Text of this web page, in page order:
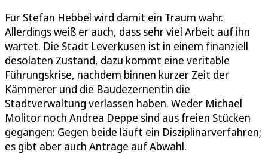
Für Stefan Hebbel wird damit ein Traum wahr.
Allerdings weiß er auch, dass sehr viel Arbeit auf ihn
wartet. Die Stadt Leverkusen ist in einem finanziell
desolaten Zustand, dazu kommt eine veritable
Führungskrise, nachdem binnen kurzer Zeit der
Kämmerer und die Baudezernentin die
Stadtverwaltung verlassen haben. Weder Michael
Molitor noch Andrea Deppe sind aus freien Stücken
gegangen: Gegen beide läuft ein Disziplinarverfahren;
es gibt aber auch Anträge auf Abwahl.